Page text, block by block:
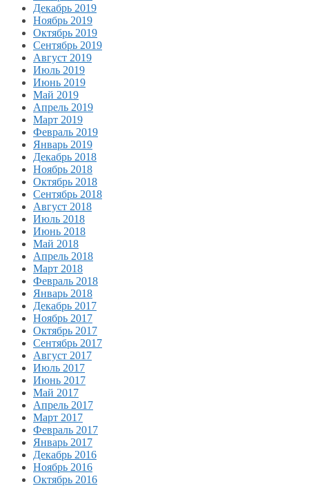
Декабрь 2019
Ноябрь 2019
Октябрь 2019
Сентябрь 2019
Август 2019
Июль 2019
Июнь 2019
Май 2019
Апрель 2019
Март 2019
Февраль 2019
Январь 2019
Декабрь 2018
Ноябрь 2018
Октябрь 2018
Сентябрь 2018
Август 2018
Июль 2018
Июнь 2018
Май 2018
Апрель 2018
Март 2018
Февраль 2018
Январь 2018
Декабрь 2017
Ноябрь 2017
Октябрь 2017
Сентябрь 2017
Август 2017
Июль 2017
Июнь 2017
Май 2017
Апрель 2017
Март 2017
Февраль 2017
Январь 2017
Декабрь 2016
Ноябрь 2016
Октябрь 2016